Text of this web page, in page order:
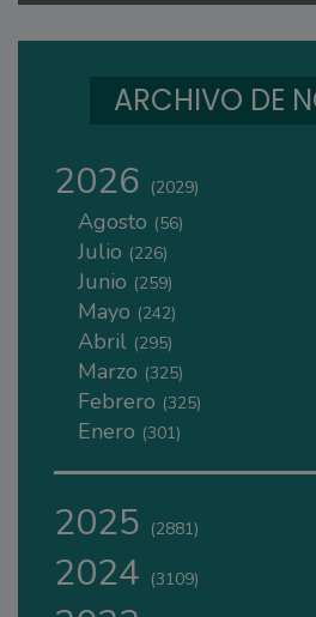
ARCHIVO DE
2026 (2029)
Agosto (56)
Julio (226)
Junio (259)
Mayo (242)
Abril (295)
Marzo (325)
Febrero (325)
Enero (301)
2025 (2881)
2024 (3109)